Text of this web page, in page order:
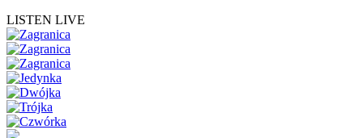
LISTEN LIVE